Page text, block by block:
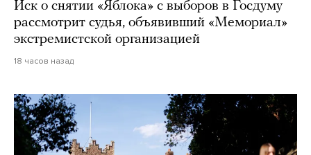
Иск о снятии «Яблока» с выборов в Госдуму
рассмотрит судья, объявивший «Мемориал»
экстремистской организацией
18 часов назад